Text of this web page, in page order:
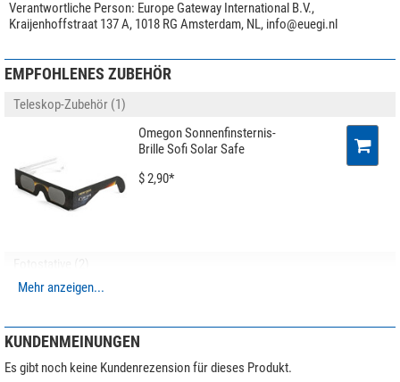
Verantwortliche Person: Europe Gateway International B.V.,
Kraijenhoffstraat 137 A, 1018 RG Amsterdam, NL, info@euegi.nl
EMPFOHLENES ZUBEHÖR
Teleskop-Zubehör (1)
Omegon Sonnenfinsternis-
Brille Sofi Solar Safe
$ 2,90*
Fotostative (2)
MK-40 +
Waffenklemmhalterung GS-3
$ 620,-*
Mehr anzeigen...
KUNDENMEINUNGEN
Es gibt noch keine Kundenrezension für dieses Produkt.